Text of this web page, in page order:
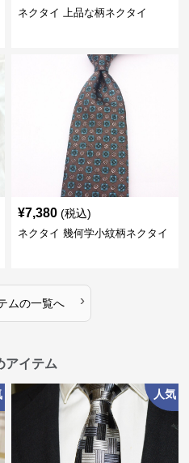
ネクタイ 上品な柄ネクタイ
¥7,380 (税込)
ネクタイ 幾何学小紋柄ネクタイ
ムの一覧へ ›
アイテム
人気